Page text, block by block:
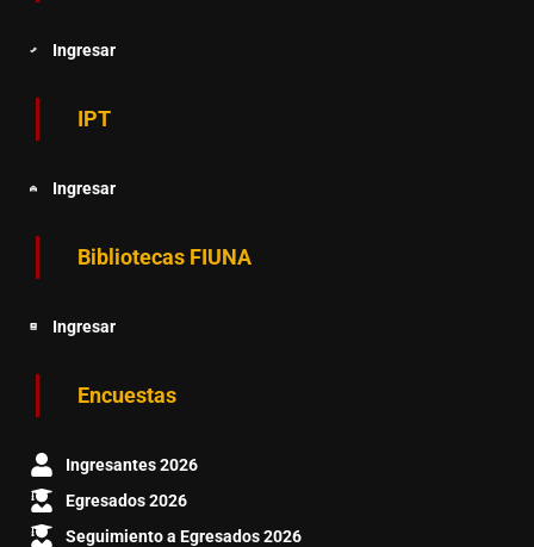
Ingresar
IPT
Ingresar
Bibliotecas FIUNA
Ingresar
Encuestas
Ingresantes 2026
Egresados 2026
Seguimiento a Egresados 2026